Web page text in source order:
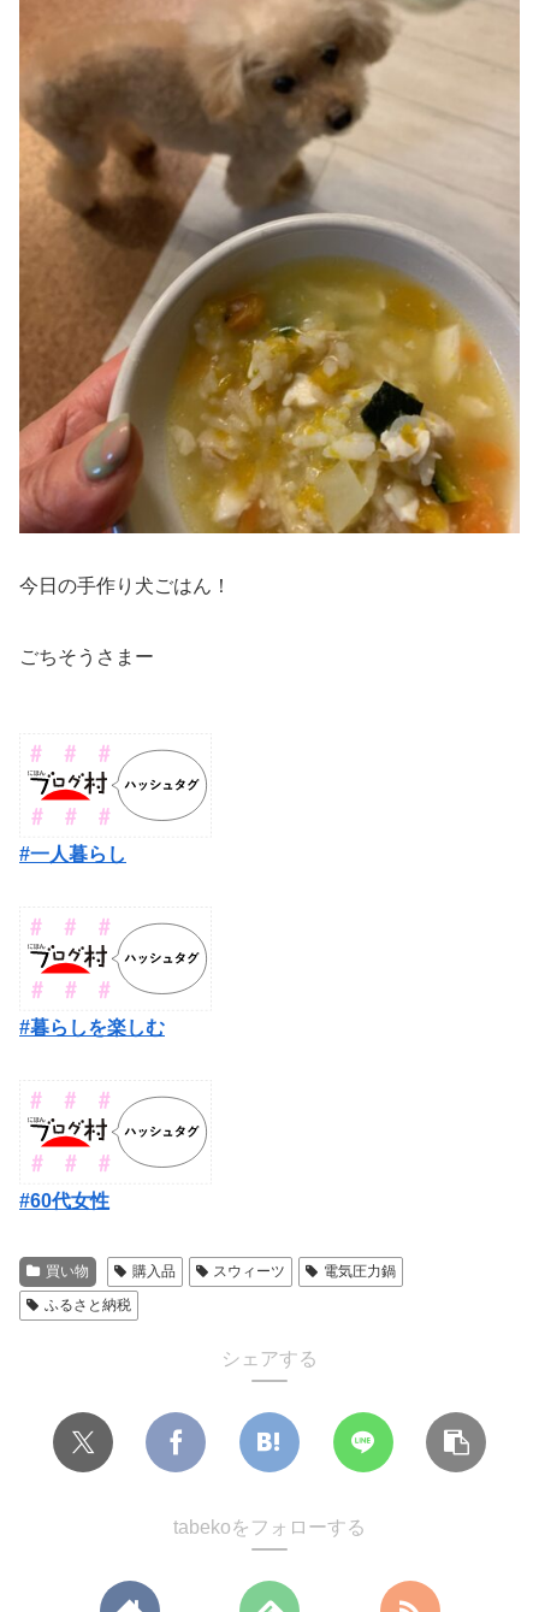
今日の手作り犬ごはん！
ごちそうさまー
#一人暮らし
#暮らしを楽しむ
#60代女性
買い物 購入品 スウィーツ
電気圧力鍋
ふるさと納税
シェアする
tabekoをフォローする